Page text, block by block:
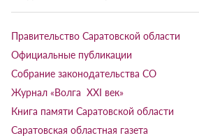
Правительство Саратовской области
Официальные публикации
Собрание законодательства СО
Журнал «Волга XXI век»
Книга памяти Саратовской области
Саратовская областная газета